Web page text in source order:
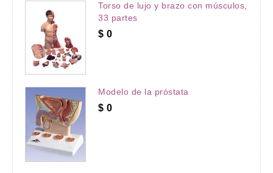
Torso de lujo y brazo con músculos,
33 partes
$ 0
Modelo de la próstata
$ 0